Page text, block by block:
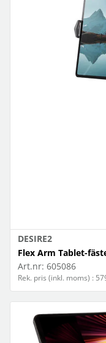
DESIRE2
Flex Arm Tablet-
Art.nr: 605086
Rek. pris (inkl. moms) :